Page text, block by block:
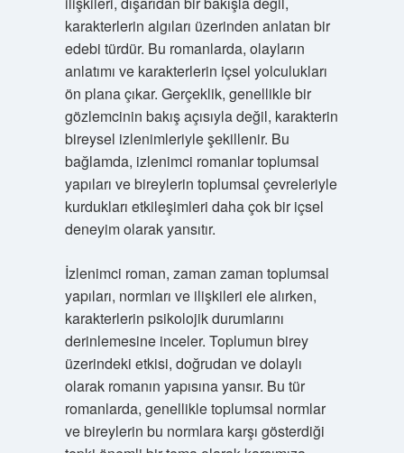
karakterlerin algıları üzerinden anlatan bir
edebi türdür. Bu romanlarda, olayların
anlatımı ve karakterlerin içsel yolculukları
ön plana çıkar. Gerçeklik, genellikle bir
gözlemcinin bakış açısıyla değil, karakterin
bireysel izlenimleriyle şekillenir. Bu
bağlamda, izlenimci romanlar toplumsal
yapıları ve bireylerin toplumsal çevreleriyle
kurdukları etkileşimleri daha çok bir içsel
deneyim olarak yansıtır.
İzlenimci roman, zaman zaman toplumsal
yapıları, normları ve ilişkileri ele alırken,
karakterlerin psikolojik durumlarını
derinlemesine inceler. Toplumun birey
üzerindeki etkisi, doğrudan ve dolaylı
olarak romanın yapısına yansır. Bu tür
romanlarda, genellikle toplumsal normlar
ve bireylerin bu normlara karşı gösterdiği